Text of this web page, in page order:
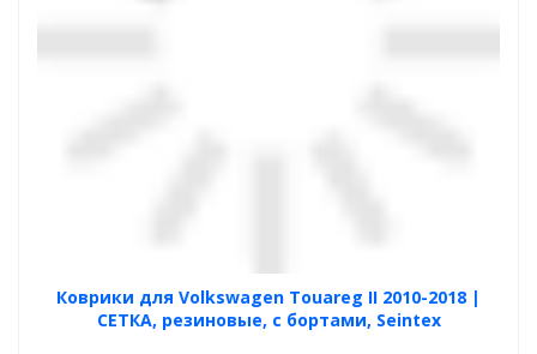
Коврики для Volkswagen Touareg II 2010-2018 |
СЕТКА, резиновые, с бортами, Seintex